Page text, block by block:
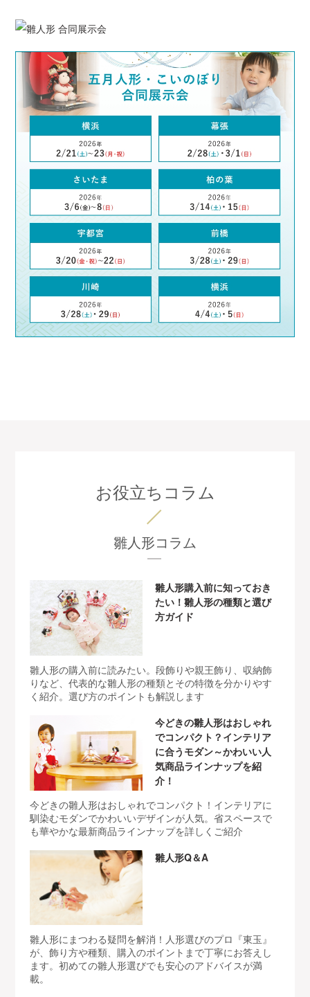
お役立ちコラム
雛人形コラム
雛人形購入前に知っておき
たい！雛人形の種類と選び
方ガイド
雛人形の購入前に読みたい。段飾りや親王飾り、収納飾
りなど、代表的な雛人形の種類とその特徴を分かりやす
く紹介。選び方のポイントも解説します
今どきの雛人形はおしゃれ
でコンパクト？インテリア
に合うモダン～かわいい人
気商品ラインナップを紹
介！
今どきの雛人形はおしゃれでコンパクト！インテリアに
馴染むモダンでかわいいデザインが人気。省スペースで
も華やかな最新商品ラインナップを詳しくご紹介
雛人形Q＆A
雛人形にまつわる疑問を解消！人形選びのプロ『東玉』
が、飾り方や種類、購入のポイントまで丁寧にお答えし
ます。初めての雛人形選びでも安心のアドバイスが満
載。